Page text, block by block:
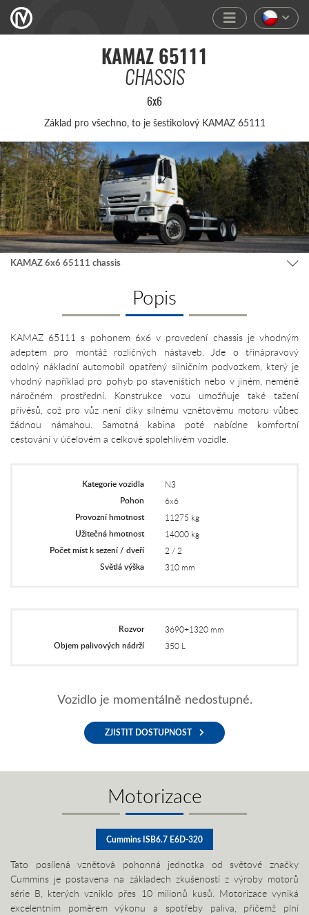
KAMAZ 65111
CHASSIS
6x6
Základ pro všec­hno, to je šesti­kolo­vý KAMAZ 65111
KAMAZ 6x6 65111 chassis
Popis
Kategorie vozidla N3
Pohon 6x6
Provozní hmotnost 11275 kg
Užitečná hmotnost 14000 kg
Počet míst k sezení / dveří 2 / 2
Světlá výška 310 mm
Rozvor 3690+1320 mm
Objem palivových nádrží 350 L
KAMAZ 65111 s pohonem 6x6 v provedení chassis je vhodným
adeptem pro montáž rozličných nástaveb. Jde o třínápravový
odolný nákladní automobil opatřený silničním podvozkem, který je
vhodný například pro pohyb po staveništích nebo v jiném, neméně
náročném prostřední. Konstrukce vozu umožňuje také tažení
přívěsů, což pro vůz není díky silnému vznětovému motoru vůbec
žádnou námahou. Samotná kabina poté nabídne komfortní
cestování v účelovém a celkově spolehlivém vozidle.
Vozidlo je momentálně nedostupné.
ZJISTIT DOSTUPNOST
Motorizace
Cummins ISB6.7 E6D-320
Tato posílená vznětová pohonná jednotka od světové značky
Cummins je postavena na základech zkušeností z výroby motorů
série B, kterých vzniklo přes 10 milionů kusů. Motorizace vyniká
excelentním poměrem výkonu a spotřeby paliva, přičemž plní